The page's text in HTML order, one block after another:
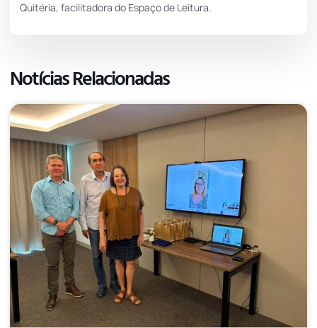
Quitéria, facilitadora do Espaço de Leitura.
Notícias Relacionadas